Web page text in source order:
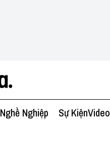
Nghề Nghiệp Sự KiệnVideo